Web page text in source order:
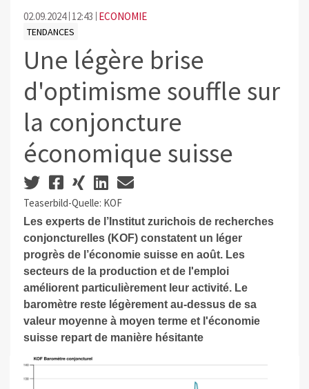
02.09.2024 12:43 ECONOMIE
TENDANCES
Une légère brise
d'optimisme souffle sur
la conjoncture
économique suisse
Teaserbild-Quelle: KOF
Les experts de l’Institut zurichois de recherches
conjoncturelles (KOF) constatent un léger
progrès de l’économie suisse en août. Les
secteurs de la production et de l'emploi
améliorent particulièrement leur activité. Le
baromètre reste légèrement au-dessus de sa
valeur moyenne à moyen terme et l'économie
suisse repart de manière hésitante